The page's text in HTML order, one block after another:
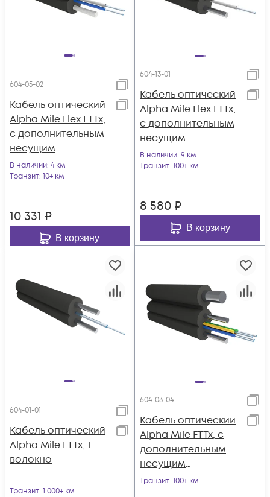
604-05-02
Кабель оптический
Alpha Mile Flex FTTx,
с дополнительным
несущим
элементом (FRP 1.0
мм), 02 волокна
В наличии: 4 км
Транзит: 10+ км
10 331 ₽
В корзину
604-13-01
Кабель оптический
Alpha Mile Flex FTTx,
с дополнительным
несущим
элементом
(проволока 1.0 мм), 1
В наличии: 9 км
Транзит: 100+ км
8 580 ₽
В корзину
604-01-01
Кабель оптический
Alpha Mile FTTx, 1
волокно
Транзит: 1 000+ км
604-03-04
Кабель оптический
Alpha Mile FTTx, с
дополнительным
несущим
элементом
Транзит: 100+ км